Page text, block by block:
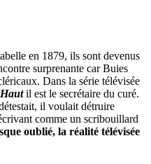
en 1879, ils sont devenus
surprenante car Buies
Dans la série télévisée
il est le secrétaire du curé.
il voulait détruire
comme un scribouillard
oublié, la réalité télévisée